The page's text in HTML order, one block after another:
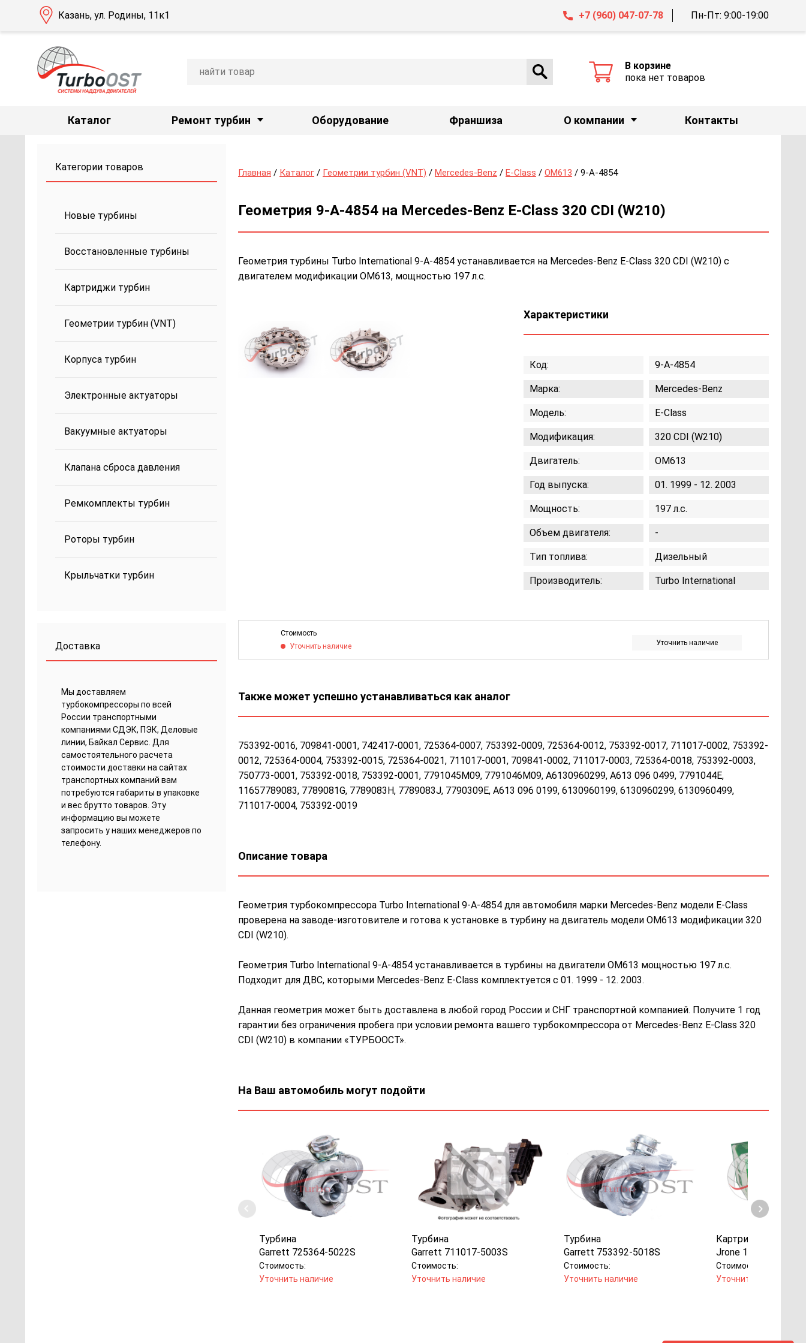
Каталог Ремонт турбин Оборудование Франшиза О компании Контакты
Казань, ул. Родины, 11к1 +7 (960) 047-07-78 Пн-Пт: 9:00-19:00
В корзине
пока нет товаров
Категории товаров
Новые турбины
Восстановленные турбины
Картриджи турбин
Геометрии турбин (VNT)
Корпуса турбин
Электронные актуаторы
Вакуумные актуаторы
Клапана сброса давления
Ремкомплекты турбин
Роторы турбин
Крыльчатки турбин
Доставка
Мы доставляем
турбокомпрессоры по всей
России транспортными
компаниями СДЭК, ПЭК, Деловые
линии, Байкал Сервис. Для
самостоятельного расчета
стоимости доставки на сайтах
транспортных компаний вам
потребуются габариты в упаковке
и вес брутто товаров. Эту
информацию вы можете
запросить у наших менеджеров по
телефону.
Главная / Каталог / Геометрии турбин (VNT) / Mercedes-Benz / E-Class / OM613 / 9-A-4854
Геометрия 9-A-4854 на Mercedes-Benz E-Class 320 CDI (W210)
Геометрия турбины Turbo International 9-A-4854 устанавливается на Mercedes-Benz E-Class 320 CDI (W210) с
двигателем модификации OM613, мощностью 197 л.с.
Характеристики
Код: 9-A-4854
Марка: Mercedes-Benz
Модель: E-Class
Модификация: 320 CDI (W210)
Двигатель: OM613
Год выпуска: 01. 1999 - 12. 2003
Мощность: 197 л.с.
Объем двигателя: -
Тип топлива: Дизельный
Производитель: Turbo International
Стоимость
Уточнить наличие
Уточнить наличие
Также может успешно устанавливаться как аналог
753392-0016, 709841-0001, 742417-0001, 725364-0007, 753392-0009, 725364-0012, 753392-0017, 711017-0002, 753392-
0012, 725364-0004, 753392-0015, 725364-0021, 711017-0001, 709841-0002, 711017-0003, 725364-0018, 753392-0003,
750773-0001, 753392-0018, 753392-0001, 7791045M09, 7791046M09, А6130960299, А613 096 0499, 7791044Е,
11657789083, 7789081G, 7789083H, 7789083J, 7790309Е, А613 096 0199, 6130960199, 6130960299, 6130960499,
711017-0004, 753392-0019
Описание товара
Геометрия турбокомпрессора Turbo International 9-A-4854 для автомобиля марки Mercedes-Benz модели E-Class
проверена на заводе-изготовителе и готова к установке в турбину на двигатель модели OM613 модификации 320
CDI (W210).
Геометрия Turbo International 9-A-4854 устанавливается в турбины на двигатели OM613 мощностью 197 л.с.
Подходит для ДВС, которыми Mercedes-Benz E-Class комплектуется с 01. 1999 - 12. 2003.
Данная геометрия может быть доставлена в любой город России и СНГ транспортной компанией. Получите 1 год
гарантии без ограничения пробега при условии ремонта вашего турбокомпрессора от Mercedes-Benz E-Class 320
CDI (W210) в компании «ТУРБООСТ».
На Ваш автомобиль могут подойти
Турбина
Garrett 725364-5022S
Стоимость:
Уточнить наличие
Турбина
Garrett 711017-5003S
Стоимость:
Уточнить наличие
Турбина
Garrett 753392-5018S
Стоимость:
Уточнить наличие
Картридж
Jrone 1000-010-201
Стоимость:
Уточнить наличие